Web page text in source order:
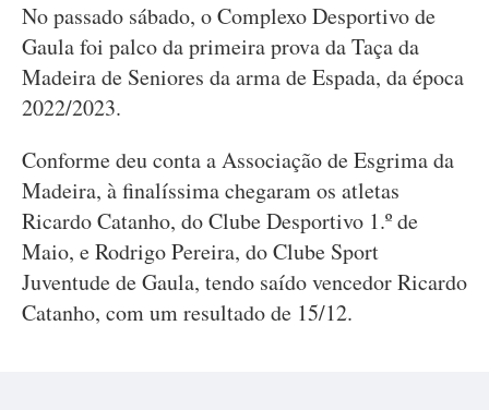
No passado sábado, o Complexo Desportivo de
Gaula foi palco da primeira prova da Taça da
Madeira de Seniores da arma de Espada, da época
2022/2023.
Conforme deu conta a Associação de Esgrima da
Madeira, à finalíssima chegaram os atletas
Ricardo Catanho, do Clube Desportivo 1.º de
Maio, e Rodrigo Pereira, do Clube Sport
Juventude de Gaula, tendo saído vencedor Ricardo
Catanho, com um resultado de 15/12.